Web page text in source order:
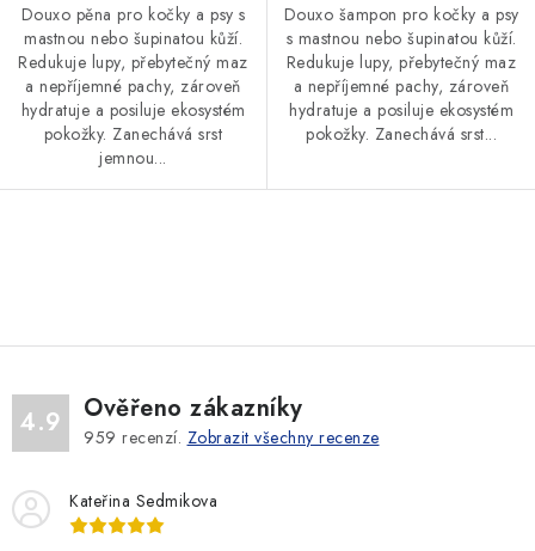
Douxo pěna pro kočky a psy s
mastnou nebo šupinatou kůží.
Redukuje lupy, přebytečný maz
a nepříjemné pachy, zároveň
hydratuje a posiluje ekosystém
pokožky. Zanechává srst
jemnou...
Douxo šampon pro kočky a psy
s mastnou nebo šupinatou kůží.
Redukuje lupy, přebytečný maz
a nepříjemné pachy, zároveň
hydratuje a posiluje ekosystém
pokožky. Zanechává srst...
á
d
a
c
p
4.9 Ověřeno zákazníky
959 recenzí. Zobrazit všechny recenze
Kateřina Sedmikova